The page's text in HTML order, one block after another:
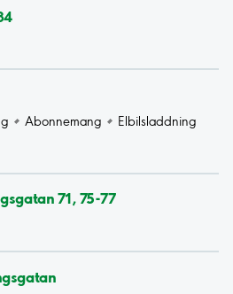
Abonnemang
Elbilsladdning
71, 75-77